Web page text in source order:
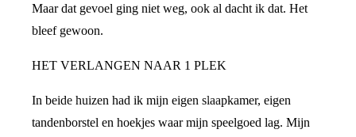
Maar dat gevoel ging niet weg, ook al dacht ik dat. Het
bleef gewoon.
HET VERLANGEN NAAR 1 PLEK
In beide huizen had ik mijn eigen slaapkamer, eigen
tandenborstel en hoekjes waar mijn speelgoed lag. Mijn